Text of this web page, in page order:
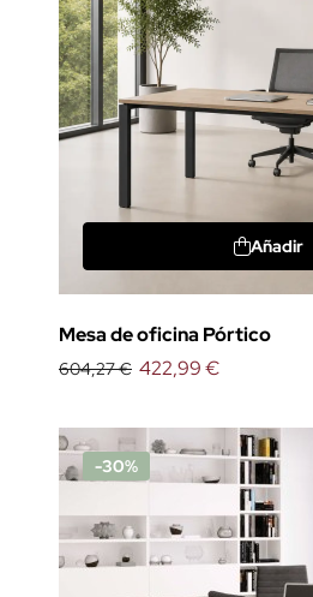
Añadir
Mesa de oficina Pórtico
604,27 € 422,99 €
-30%